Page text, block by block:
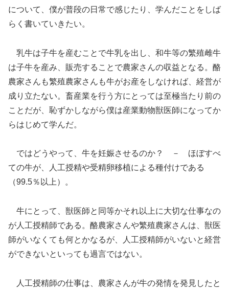
について、僕が普段の日常で感じたり、学んだことをしば
らく書いていきたい。
乳牛は子牛を産むことで牛乳を出し、和牛等の繁殖雌牛
は子牛を産み、販売することで農家さんの収益となる。酪
農家さんも繁殖農家さんも牛がお産をしなければ、経営が
成り立たない。畜産業を行う方にとっては至極当たり前の
ことだが、恥ずかしながら僕は産業動物獣医師になってか
らはじめて学んだ。
ではどうやって、牛を妊娠させるのか？ － ほぼすべ
ての牛が、人工授精や受精卵移植による種付けである
（99.5％以上）。
牛にとって、獣医師と同等かそれ以上に大切な仕事なの
が人工授精師である。酪農家さんや繁殖農家さんは、獣医
師がいなくても何とかなるが、人工授精師がいないと経営
ができないといっても過言ではない。
人工授精師の仕事は、農家さんが牛の発情を発見したと